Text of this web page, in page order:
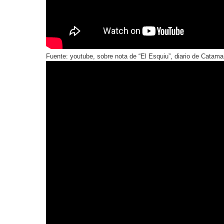
Fuente: youtube, sobre nota de “El Esquiu”, diario de